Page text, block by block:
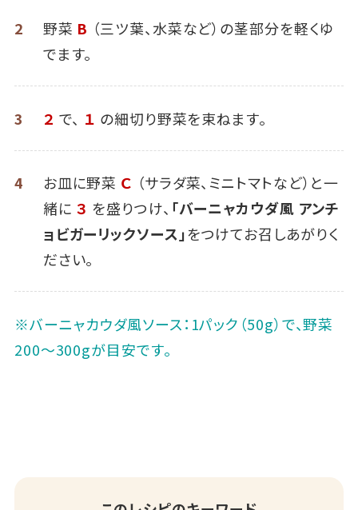
2 野菜 B （三ツ葉、水菜など）の茎部分を軽くゆ
でます。
3 ２ で、 １ の細切り野菜を束ねます。
4 お皿に野菜 Ｃ （サラダ菜、ミニトマトなど）と一
緒に ３ を盛りつけ、 「バーニャカウダ風 アンチ
ョビガーリックソース」をつけてお召しあがりく
ださい。
※バーニャカウダ風ソース：1パック（50g）で、野菜
200～300gが目安です。